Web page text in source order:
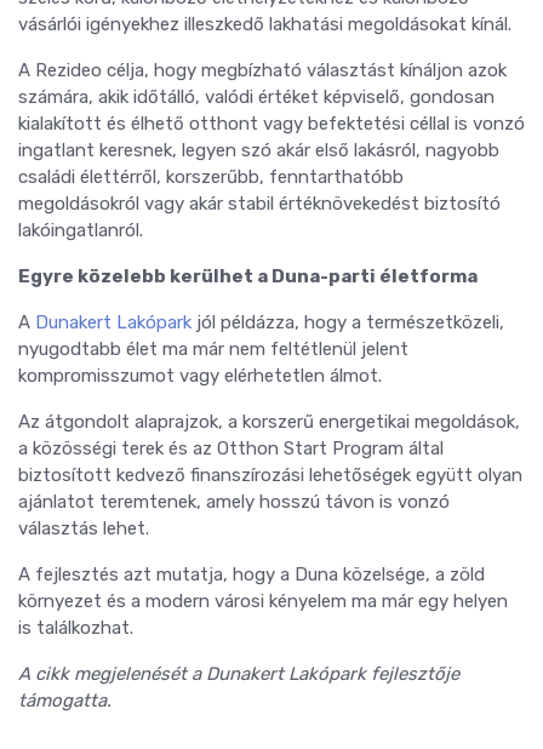
vásárlói igényekhez illeszkedő lakhatási megoldásokat kínál.
A Rezideo célja, hogy megbízható választást kínáljon azok
számára, akik időtálló, valódi értéket képviselő, gondosan
kialakított és élhető otthont vagy befektetési céllal is vonzó
ingatlant keresnek, legyen szó akár első lakásról, nagyobb
családi élettérről, korszerűbb, fenntarthatóbb
megoldásokról vagy akár stabil értéknövekedést biztosító
lakóingatlanról.
Egyre közelebb kerülhet a Duna-parti életforma
A Dunakert Lakópark jól példázza, hogy a természetközeli,
nyugodtabb élet ma már nem feltétlenül jelent
kompromisszumot vagy elérhetetlen álmot.
Az átgondolt alaprajzok, a korszerű energetikai megoldások,
a közösségi terek és az Otthon Start Program által
biztosított kedvező finanszírozási lehetőségek együtt olyan
ajánlatot teremtenek, amely hosszú távon is vonzó
választás lehet.
A fejlesztés azt mutatja, hogy a Duna közelsége, a zöld
környezet és a modern városi kényelem ma már egy helyen
is találkozhat.
A cikk megjelenését a Dunakert Lakópark fejlesztője
támogatta.